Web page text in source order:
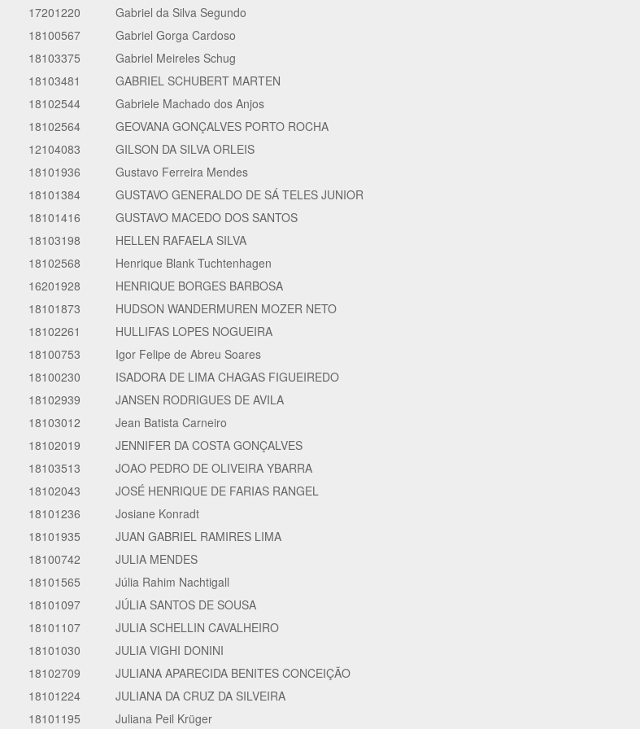
17201220
Gabriel da Silva Segundo
18100567
Gabriel Gorga Cardoso
18103375
Gabriel Meireles Schug
18103481
GABRIEL SCHUBERT MARTEN
18102544
Gabriele Machado dos Anjos
18102564
GEOVANA GONÇALVES PORTO ROCHA
12104083
GILSON DA SILVA ORLEIS
18101936
Gustavo Ferreira Mendes
18101384
GUSTAVO GENERALDO DE SÁ TELES JUNIOR
18101416
GUSTAVO MACEDO DOS SANTOS
18103198
HELLEN RAFAELA SILVA
18102568
Henrique Blank Tuchtenhagen
16201928
HENRIQUE BORGES BARBOSA
18101873
HUDSON WANDERMUREN MOZER NETO
18102261
HULLIFAS LOPES NOGUEIRA
18100753
Igor Felipe de Abreu Soares
18100230
ISADORA DE LIMA CHAGAS FIGUEIREDO
18102939
JANSEN RODRIGUES DE AVILA
18103012
Jean Batista Carneiro
18102019
JENNIFER DA COSTA GONÇALVES
18103513
JOAO PEDRO DE OLIVEIRA YBARRA
18102043
JOSÉ HENRIQUE DE FARIAS RANGEL
18101236
Josiane Konradt
18101935
JUAN GABRIEL RAMIRES LIMA
18100742
JULIA MENDES
18101565
Júlia Rahim Nachtigall
18101097
JÚLIA SANTOS DE SOUSA
18101107
JULIA SCHELLIN CAVALHEIRO
18101030
JULIA VIGHI DONINI
18102709
JULIANA APARECIDA BENITES CONCEIÇÃO
18101224
JULIANA DA CRUZ DA SILVEIRA
18101195
Juliana Peil Krüger